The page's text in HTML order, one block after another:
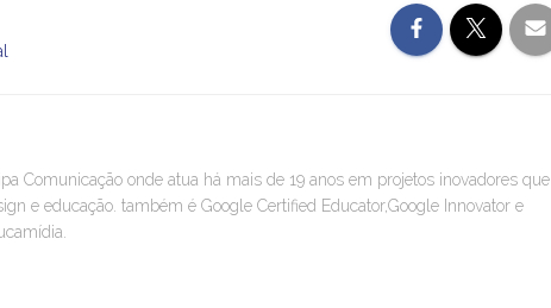
Comunicação onde atua há mais de 19 anos em projetos inovadores que
e educação. também é Google Certified Educator,Google Innovator e